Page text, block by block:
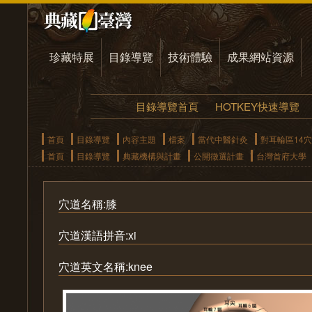
珍藏特展 目錄導覽 技術體驗 成果網站資源
目錄導覽首頁 HOTKEY快速導覽
首頁 目錄導覽 內容主題 檔案 當代中醫針灸
對耳輪區14
首頁
目錄導覽 典藏機構與計畫 公開徵選計畫 台灣首府大學
穴道名稱:膝
穴道漢語拼音:xi
穴道英文名稱:knee